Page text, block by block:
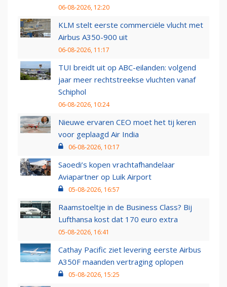
06-08-2026, 12:20
KLM stelt eerste commerciële vlucht met
Airbus A350-900 uit
06-08-2026, 11:17
TUI breidt uit op ABC-eilanden: volgend
jaar meer rechtstreekse vluchten vanaf
Schiphol
06-08-2026, 10:24
Nieuwe ervaren CEO moet het tij keren
voor geplaagd Air India
06-08-2026, 10:17
Saoedi’s kopen vrachtafhandelaar
Aviapartner op Luik Airport
05-08-2026, 16:57
Raamstoeltje in de Business Class? Bij
Lufthansa kost dat 170 euro extra
05-08-2026, 16:41
Cathay Pacific ziet levering eerste Airbus
A350F maanden vertraging oplopen
05-08-2026, 15:25